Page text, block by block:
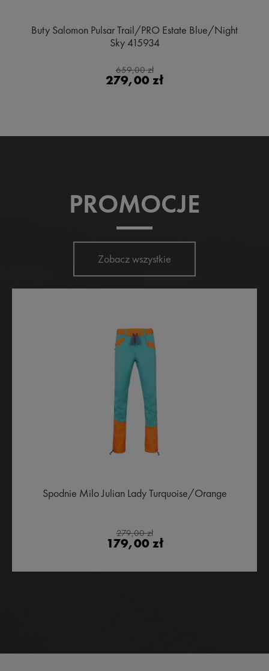
Buty Salomon Pulsar Trail/PRO Estate Blue/Night
Sky 415934
659,00 zł
279,00 zł
PROMOCJE
Zobacz wszystkie
Spodnie Milo Julian Lady Turquoise/Orange
279,00 zł
179,00 zł